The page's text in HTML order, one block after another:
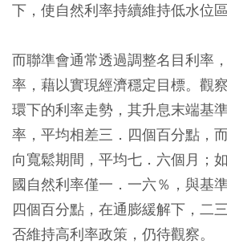
下，使自然利率持續維持低水位區
而聯準會通常透過調整名目利率
率，藉以實現經濟穩定目標。觀
環下的利率走勢，其升息末端基
率，平均相差三．四個百分點，
向寬鬆期間，平均七．六個月；
國自然利率僅一．一六％，與基
四個百分點，在通膨緩解下，二
否維持高利率政策，仍待觀察。